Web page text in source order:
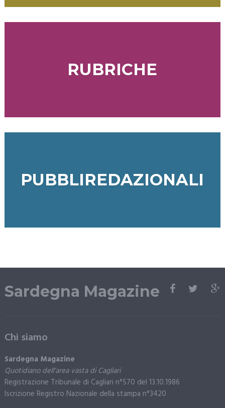
RUBRICHE
PUBBLIREDAZIONALI
Sardegna Magazine
Chi siamo
Sardegna Magazine
Quotidiano dell’area vasta di Cagliari
Registrazione Tribunale di Cagliari n°570 del 13.10.1986
Iscrizione Registro Nazionale della stampa n°3420